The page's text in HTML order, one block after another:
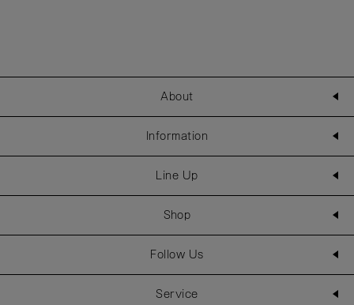
About
Information
Line Up
Shop
Follow Us
Service